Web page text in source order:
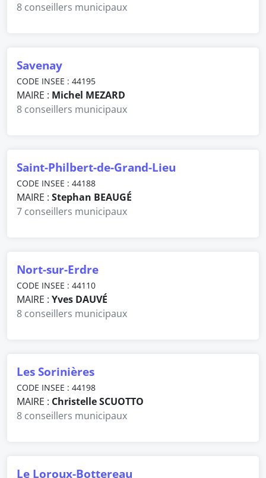
8 conseillers municipaux
Savenay
CODE INSEE : 44195
MAIRE : Michel MEZARD
8 conseillers municipaux
Saint-Philbert-de-Grand-Lieu
CODE INSEE : 44188
MAIRE : Stephan BEAUGÉ
7 conseillers municipaux
Nort-sur-Erdre
CODE INSEE : 44110
MAIRE : Yves DAUVÉ
8 conseillers municipaux
Les Sorinières
CODE INSEE : 44198
MAIRE : Christelle SCUOTTO
8 conseillers municipaux
Le Loroux-Bottereau